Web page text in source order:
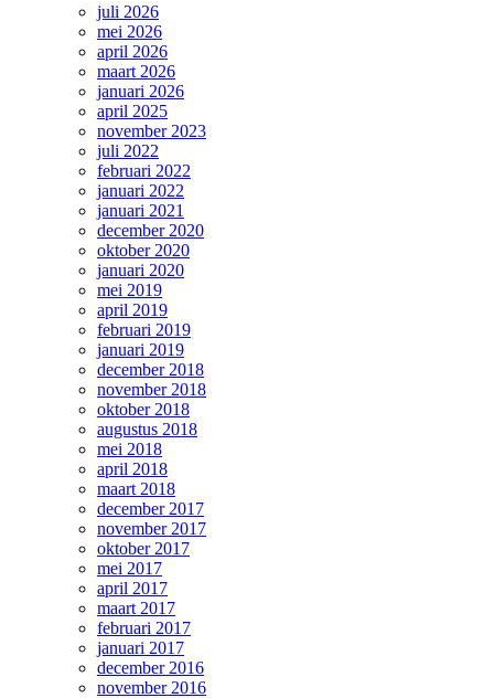
juli 2026
mei 2026
april 2026
maart 2026
januari 2026
april 2025
november 2023
juli 2022
februari 2022
januari 2022
januari 2021
december 2020
oktober 2020
januari 2020
mei 2019
april 2019
februari 2019
januari 2019
december 2018
november 2018
oktober 2018
augustus 2018
mei 2018
april 2018
maart 2018
december 2017
november 2017
oktober 2017
mei 2017
april 2017
maart 2017
februari 2017
januari 2017
december 2016
november 2016